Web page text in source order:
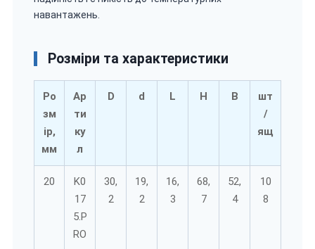
навантажень.
Розміри та характеристики
Ро
зм
ір,
мм
Ар
ти
ку
л
D d L H B
шт
/
ящ
20
K0
17
5.P
RO
30,
2
19,
2
16,
3
68,
7
52,
4
10
8